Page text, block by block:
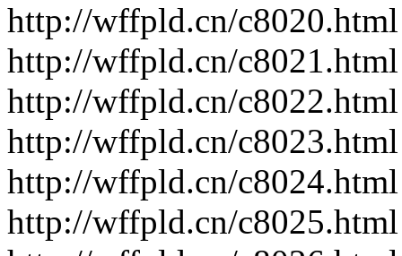
http://wffpld.cn/c8020.html
http://wffpld.cn/c8021.html
http://wffpld.cn/c8022.html
http://wffpld.cn/c8023.html
http://wffpld.cn/c8024.html
http://wffpld.cn/c8025.html